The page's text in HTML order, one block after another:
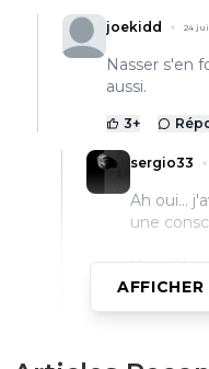
joekidd 24
Nasser s'en
aussi.
3+
sergio33
Ah oui...
une
Vous